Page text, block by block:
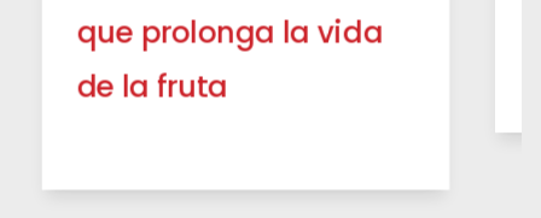
que prolonga la vida
de la fruta